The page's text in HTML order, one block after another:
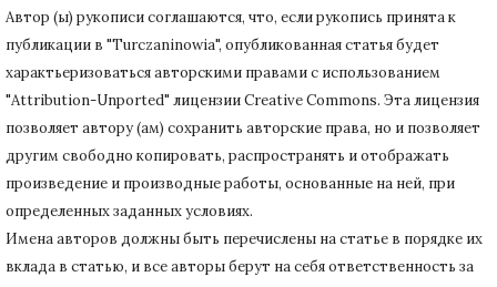
Автор (ы) рукописи соглашаются, что, если рукопись принята к
публикации в "Turczaninowia", опубликованная статья будет
характьеризоваться авторскими правами с использованием
"Attribution-Unported" лицензии Creative Commons. Эта лицензия
позволяет автору (ам) сохранить авторские права, но и позволяет
другим свободно копировать, распространять и отображать
произведение и производные работы, основанные на ней, при
определенных заданных условиях.
Имена авторов должны быть перечислены на статье в порядке их
вклада в статью, и все авторы берут на себя ответственность за